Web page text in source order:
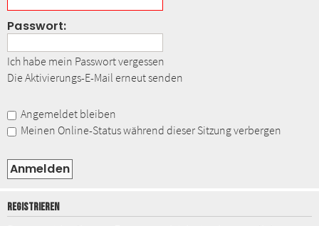
Passwort:
Ich habe mein Passwort vergessen
Die Aktivierungs-E-Mail erneut senden
Angemeldet bleiben
Meinen Online-Status während dieser Sitzung verbergen
REGISTRIEREN